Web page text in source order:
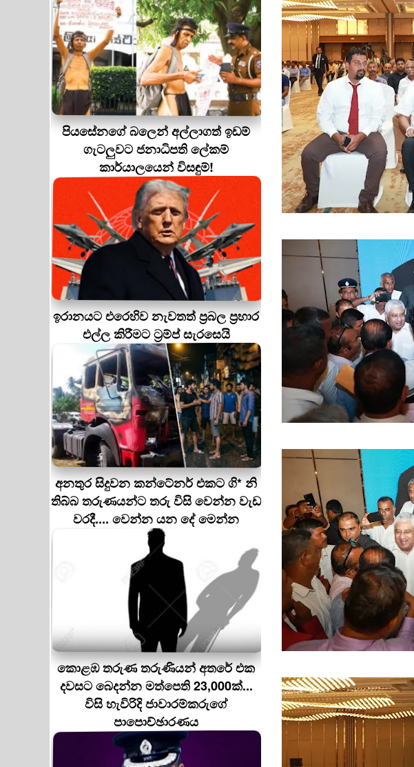
පියසේනගේ බලෙන් අල්ලාගත් ඉඩම්
ගැටලුවට ජනාධිපති ලේකම්
කාර්යාලයෙන් විසඳුම්!
ඉරානයට එරෙහිව නැවතත් ප්‍රබල ප්‍රහාර
එල්ල කිරීමට ට්‍රම්ප් සැරසෙයි
අනතුර සිදුවන කන්ටේනර් එකට ගි* නි
තිබ්බ තරුණයන්ට තරු විසි වෙන්න වැඩ
වරදී.... වෙන්න යන දේ මෙන්න
කොළඹ තරුණ තරුණියන් අතරේ එක
දවසට බෙදන්න මත්පෙති 23,000ක්...
විසි හැවිරිදි ජාවාරම්කරුගේ
පාපොච්ඡාරණය